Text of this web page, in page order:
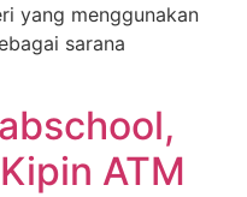
yang menggunakan
sarana
ATM